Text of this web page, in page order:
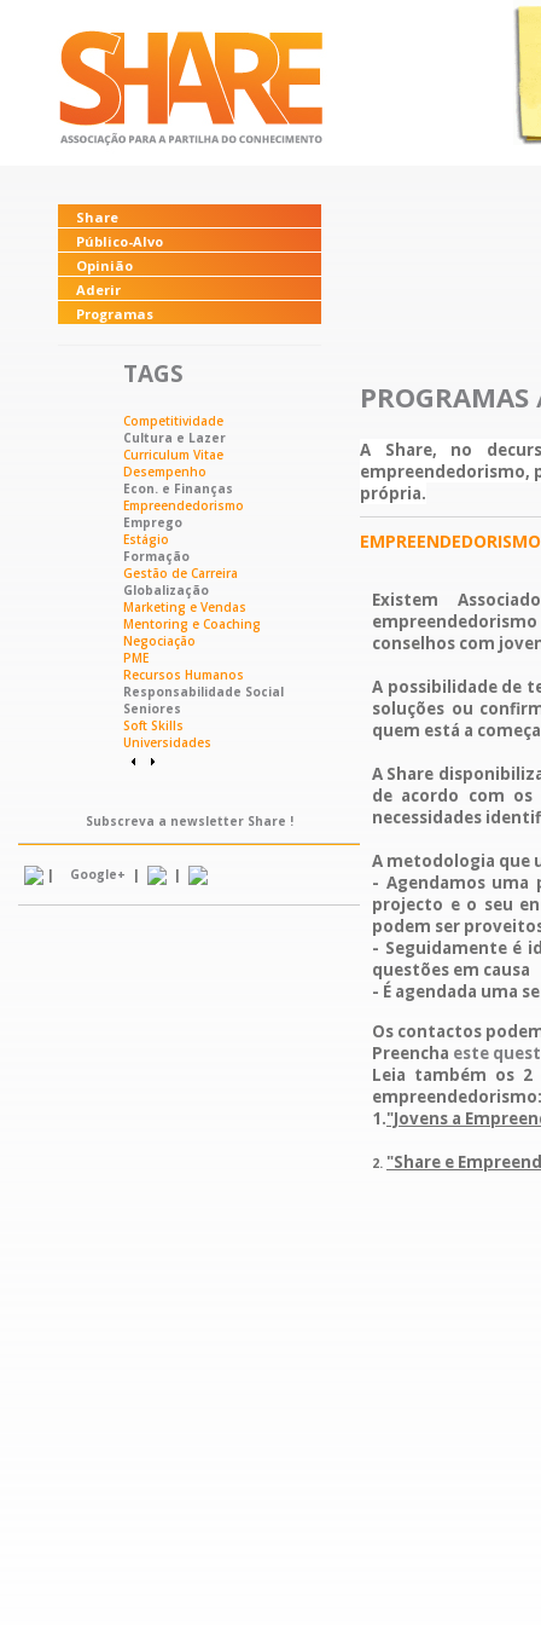
Share
Público-Alvo
Opinião
Aderir
Programas
TAGS
Competitividade
Cultura e Lazer
Curriculum Vitae
Desempenho
Econ. e Finanças
Empreendedorismo
Emprego
Estágio
Formação
Gestão de Carreira
Globalização
Marketing e Vendas
Mentoring e Coaching
Negociação
PME
Recursos Humanos
Responsabilidade Social
Seniores
Soft Skills
Universidades
Subscreva a newsletter Share !
| Google+ | |
A Share, no
empreendedorismo,
própria.
EMPREENDEDORISMO
Existem
conselhos com
A possibilidade de
soluções ou
quem está a
A Share
de acordo com os
necessidades
A metodologia que
- Agendamos uma
projecto e o seu
podem ser
- Seguidamente é
questões em causa
- É agendada uma
Os contactos
Preencha este
Leia também os 2
empreendedorismo:
1."Jovens a
2. "Share e